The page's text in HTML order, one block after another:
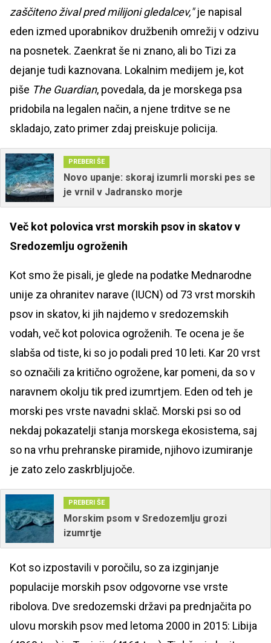
zaščiteno žival pred milijoni gledalcev,"je napisal
eden izmed uporabnikov družbenih omrežij v odzivu
na posnetek. Zaenkrat še ni znano, ali bo Tizi za
dejanje tudi kaznovana. Lokalnim medijem je, kot
piše The Guardian, povedala, da je morskega psa
pridobila na legalen način, a njene trditve se ne
skladajo, zato primer zdaj preiskuje policija.
PREBERI ŠE
Novo upanje: skoraj izumrli morski pes se
je vrnil v Jadransko morje
Več kot polovica vrst morskih psov in skatov v
Sredozemlju ogroženih
Kot smo že pisali, je glede na podatke Mednarodne
unije za ohranitev narave (IUCN) od 73 vrst morskih
psov in skatov, ki jih najdemo v sredozemskih
vodah, več kot polovica ogroženih. Te ocena je še
slabša od tiste, ki so jo podali pred 10 leti. Kar 20 vrst
so označili za kritično ogrožene, kar pomeni, da so v
naravnem okolju tik pred izumrtjem. Eden od teh je
morski pes vrste navadni sklač. Morski psi so od
nekdaj pokazatelji stanja morskega ekosistema, saj
so na vrhu prehranske piramide, njihovo izumiranje
je zato zelo zaskrbljujoče.
PREBERI ŠE
Morskim psom v Sredozemlju grozi
izumrtje
Kot so izpostavili v poročilu, so za izginjanje
populacije morskih psov odgovorne vse vrste
ribolova. Dve sredozemski državi pa prednjačita po
ulovu morskih psov med letoma 2000 in 2015: Libija